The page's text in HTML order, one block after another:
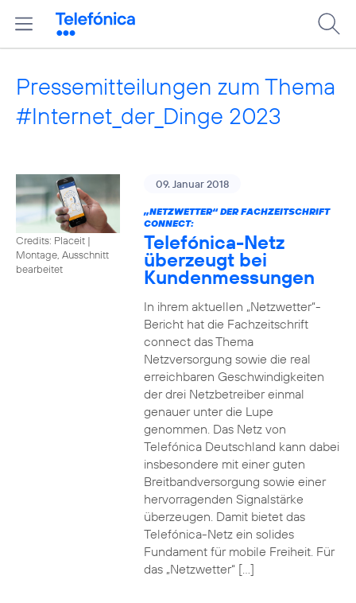
Pressemitteilungen zum Thema
#Internet_der_Dinge 2023
Credits: Placeit |
Montage, Ausschnitt
bearbeitet
09. Januar 2018
„NETZWETTER“ DER FACHZEITSCHRIFT
CONNECT:
Telefónica-Netz
überzeugt bei
Kundenmessungen
In ihrem aktuellen „Netzwetter“-
Bericht hat die Fachzeitschrift
connect das Thema
Netzversorgung sowie die real
erreichbaren Geschwindigkeiten
der drei Netzbetreiber einmal
genauer unter die Lupe
genommen. Das Netz von
Telefónica Deutschland kann dabei
insbesondere mit einer guten
Breitbandversorgung sowie einer
hervorragenden Signalstärke
überzeugen. Damit bietet das
Telefónica-Netz ein solides
Fundament für mobile Freiheit. Für
das „Netzwetter“ […]